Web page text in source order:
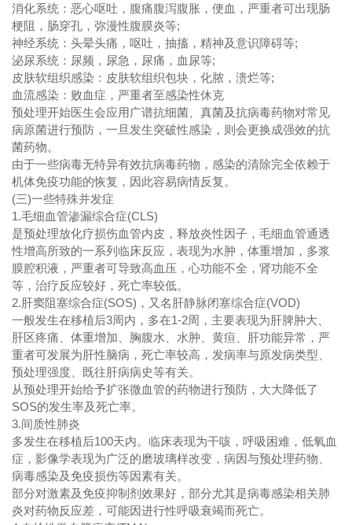
消化系统：恶心呕吐，腹痛腹泻腹胀，便血，严重者可出现肠
梗阻，肠穿孔，弥漫性腹膜炎等;
神经系统：头晕头痛，呕吐，抽搐，精神及意识障碍等;
泌尿系统：尿频，尿急，尿痛，血尿等;
皮肤软组织感染：皮肤软组织包块，化脓，溃烂等;
血流感染：败血症，严重者至感染性休克
预处理开始医生会应用广谱抗细菌、真菌及抗病毒药物对常见
病原菌进行预防，一旦发生突破性感染，则会更换成强效的抗
菌药物。
由于一些病毒无特异有效抗病毒药物，感染的清除完全依赖于
机体免疫功能的恢复，因此容易病情反复。
(三)一些特殊并发症
1.毛细血管渗漏综合症(CLS)
是预处理放化疗损伤血管内皮，释放炎性因子，毛细血管通透
性增高所致的一系列临床反应，表现为水肿，体重增加，多浆
膜腔积液，严重者可导致高血压，心功能不全，肾功能不全
等，治疗反应较好，死亡率较低。
2.肝窦阻塞综合症(SOS)，又名肝静脉闭塞综合症(VOD)
一般发生在移植后3周内，多在1-2周，主要表现为肝脾肿大、
肝区疼痛、体重增加、胸腹水、水肿、黄疸、肝功能异常，严
重者可发展为肝性脑病，死亡率较高，发病率与原发病类型、
预处理强度、既往肝病病史等有关。
从预处理开始给予扩张微血管的药物进行预防，大大降低了
SOS的发生率及死亡率。
3.间质性肺炎
多发生在移植后100天内。临床表现为干咳，呼吸困难，低氧血
症，影像学表现为广泛的磨玻璃样改变，病因与预处理药物、
病毒感染及免疫损伤等因素有关。
部分对激素及免疫抑制剂效果好，部分尤其是病毒感染相关肺
炎对药物反应差，可能因进行性呼吸衰竭而死亡。